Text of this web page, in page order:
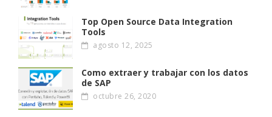
Top Open Source Data Integration
Tools
agosto 12, 2025
Como extraer y trabajar con los datos
de SAP
octubre 26, 2020